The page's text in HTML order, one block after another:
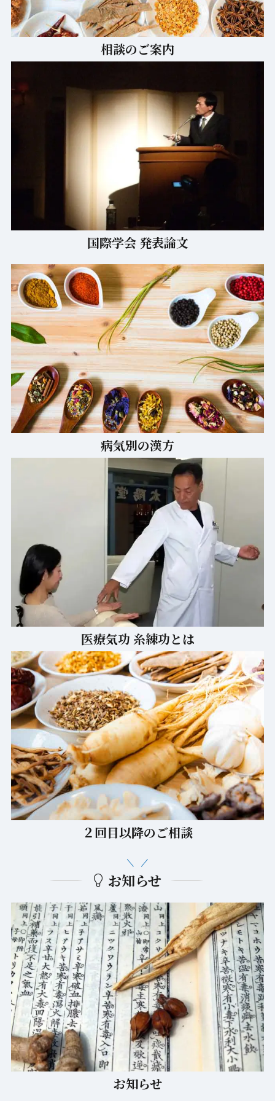
相談のご案内
国際学会 発表論文
病気別の漢方
医療気功 糸練功とは
２回目以降のご相談
お知らせ
お知らせ